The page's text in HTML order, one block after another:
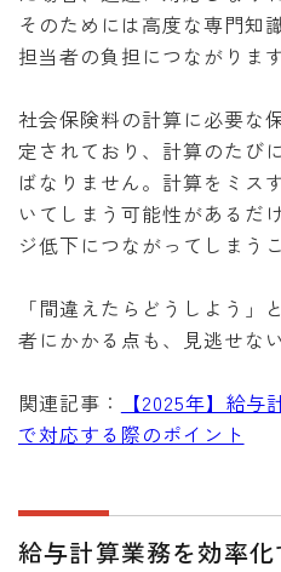
そのためには高度な専門知
担当者の負担につながります
社会保険料の計算に必要な
定されており、計算のたび
ばなりません。計算をミス
いてしまう可能性があるだ
ジ低下につながってしまう
「間違えたらどうしよう」
者にかかる点も、見逃せな
関連記事：
【2025年】給
で対応する際のポイント
給与計算業務を効率